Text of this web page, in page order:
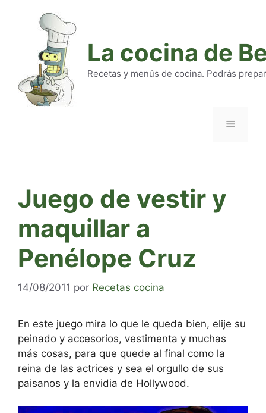
La cocina de
Recetas y menús de cocina. Podrás
Juego de vestir y
maquillar a
Penélope Cruz
14/08/2011 por Recetas cocina
En este juego mira lo que le queda bien, elije su
peinado y accesorios, vestimenta y muchas
más cosas, para que quede al final como la
reina de las actrices y sea el orgullo de sus
paisanos y la envidia de Hollywood.